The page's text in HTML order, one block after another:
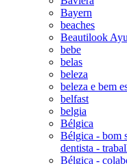
Bayern
beaches
Beautilook
bebe
belas
beleza
beleza e bem
belfast
belgia
Bélgica
Bélgica - bom
dentista -
Bélgica -